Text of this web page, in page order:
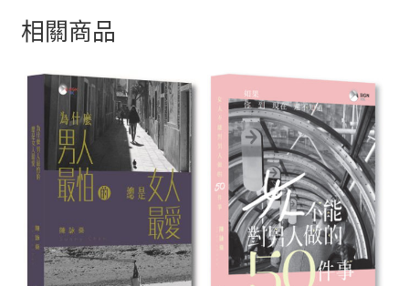
之
數
b
o
o
k
at
sA
p
p
at
相關商品